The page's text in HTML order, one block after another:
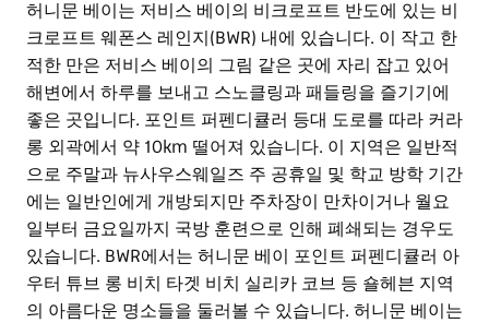
허니문 베이는 저비스 베이의 비크로프트 반도에 있는 비
크로프트 웨폰스 레인지(BWR) 내에 있습니다. 이 작고 한
적한 만은 저비스 베이의 그림 같은 곳에 자리 잡고 있어
해변에서 하루를 보내고 스노클링과 패들링을 즐기기에
좋은 곳입니다. 포인트 퍼펜디큘러 등대 도로를 따라 커라
롱 외곽에서 약 10km 떨어져 있습니다. 이 지역은 일반적
으로 주말과 뉴사우스웨일즈 주 공휴일 및 학교 방학 기간
에는 일반인에게 개방되지만 주차장이 만차이거나 월요
일부터 금요일까지 국방 훈련으로 인해 폐쇄되는 경우도
있습니다. BWR에서는 허니문 베이 포인트 퍼펜디큘러 아
우터 튜브 롱 비치 타겟 비치 실리카 코브 등 숄헤븐 지역
의 아름다운 명소들을 둘러볼 수 있습니다. 허니문 베이는